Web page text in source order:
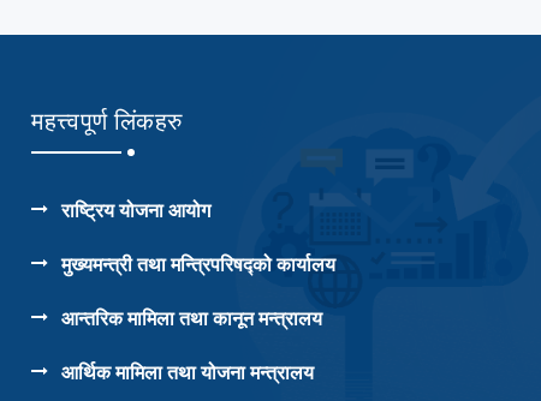
महत्त्वपूर्ण लिंकहरु
राष्ट्रिय योजना आयोग
मुख्यमन्त्री तथा मन्त्रिपरिषद्को कार्यालय
आन्तरिक मामिला तथा कानून मन्त्रालय
आर्थिक मामिला तथा योजना मन्त्रालय